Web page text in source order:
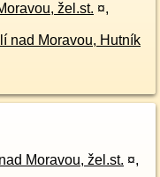
žel.st. ¤,
nad Moravou, Hutník
točna = > Veselí nad Moravou, žel.st. ¤,